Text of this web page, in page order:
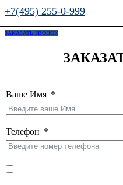
+7(495) 255-0-999
ЗАКАЗАТЬ ЗВОНОК
Ваше Имя
Телефон